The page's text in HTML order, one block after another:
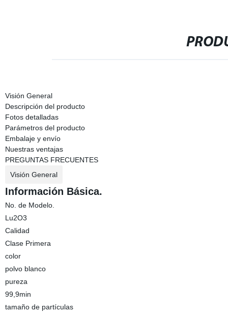
Visión General
Descripción del producto
Fotos detalladas
Parámetros del producto
Embalaje y envío
Nuestras ventajas
PREGUNTAS FRECUENTES
Visión General
Información Básica.
No. de Modelo.
Lu2O3
Calidad
Clase Primera
color
polvo blanco
pureza
99,9min
tamaño de partículas